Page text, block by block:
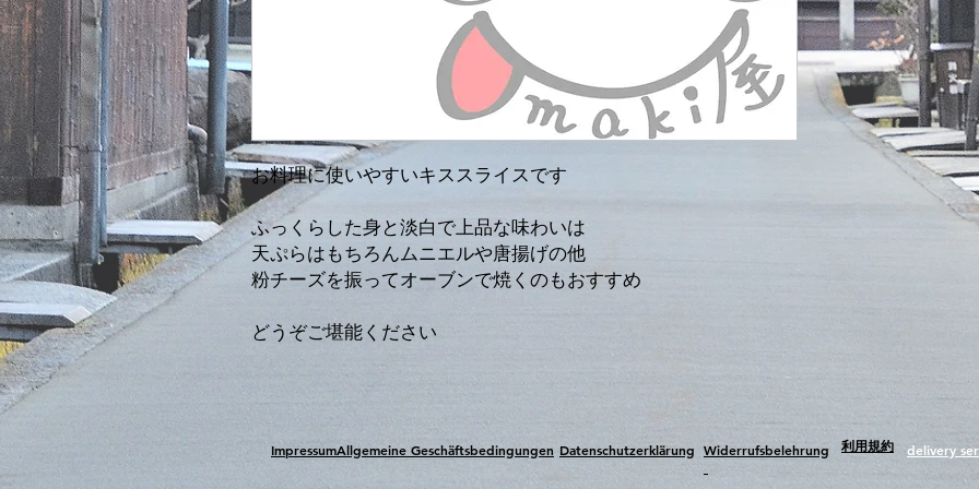
お料理に使いやすいキススライスです
ふっくらした身と淡白で上品な味わいは
天ぷらはもちろんムニエルや唐揚げの他
粉チーズを振ってオーブンで焼くのもおすすめ
どうぞご堪能ください
Netto: 160g
Hergestellt in Vietnam
ImpressumAllgemeine Geschäftsbedingungen Datenschutzerklärung Widerrufsbelehrung ​利用規約 delivery